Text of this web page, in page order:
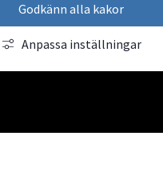
Godkänn alla kakor
Anpassa inställningar